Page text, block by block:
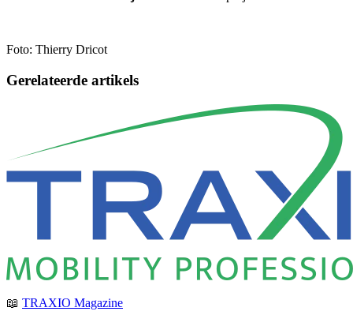
Foto: Thierry Dricot
Gerelateerde artikels
📖 TRAXIO Magazine